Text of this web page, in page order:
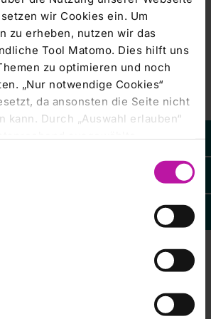
wir Cookies ein. Um
zu erheben, nutzen wir das
Tool Matomo. Dies hilft uns
zu optimieren und noch
„Nur notwendige Cookies“
da ansonsten die Seite nicht
kann. Durch „Auswahl erlauben“
Cookies. Sie können
Ihre
Weitere Informationen
unserer
Datenschutzerklärung
| 10.06.2009
AG:
in Frankfurt/Main -
/ Hauptversammlung
Corporate News, übermittelt durch
& Directors' Dealings |
KLINIKUM AG
geehrte Damen und Herren,